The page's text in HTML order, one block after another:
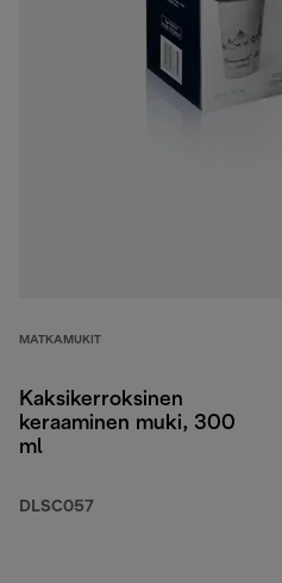
MATKAMUKIT
Kaksikerroksinen
keraaminen muki, 300
ml
DLSC057